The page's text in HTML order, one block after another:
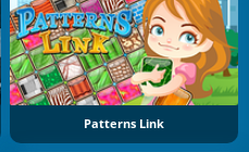
Patterns Link